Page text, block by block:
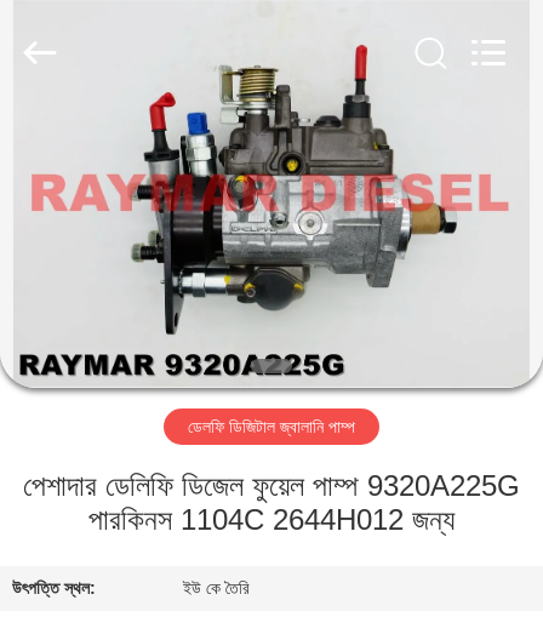
পণ্য
কারখানা
LTD.
ডেলফি ডিজিটাল জ্বালানি পাম্প
পেশাদার ডেলিফি ডিজেল ফুয়েল পাম্প 9320A225G
পারকিনস 1104C 2644H012 জন্য
উৎপত্তি স্থল: ইউ কে তৈরি